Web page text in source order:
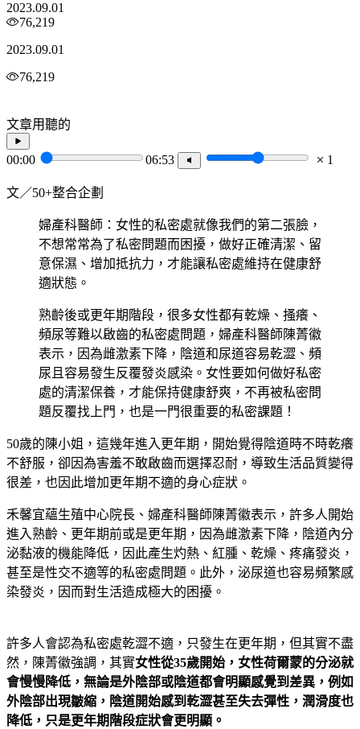
2023.09.01
76,219
2023.09.01
76,219
文章用聽的
00:00 06:53 1
文／50+整合企劃
婦產科醫師：女性的私密處就像我們的第二張臉，
不想常常為了私密問題而困擾，做好正確清潔、留
意保濕、增加抵抗力，才能讓私密處維持在健康舒
適狀態。
熟齡後或更年期階段，很多女性都有乾燥、搔癢、
頻尿等難以啟齒的私密處問題，婦產科醫師陳菁徽
表示，因為雌激素下降，陰道和尿道容易乾澀、頻
尿且容易發生反覆發炎感染。女性要如何做好私密
處的清潔保養，才能保持健康舒爽，不再被私密問
題反覆找上門，也是一門很重要的私密課題！
50歲的陳小姐，這幾年進入更年期，開始覺得陰道時不時乾癢
不舒服，卻因為害羞不敢啟齒而選擇忍耐，導致生活品質變得
很差，也因此增加更年期不適的身心症狀。
禾馨宜蘊生殖中心院長、婦產科醫師陳菁徽表示，許多人開始
進入熟齡、更年期前或是更年期，因為雌激素下降，陰道內分
泌黏液的機能降低，因此產生灼熱、紅腫、乾燥、疼痛發炎，
甚至是性交不適等的私密處問題。此外，泌尿道也容易頻繁感
染發炎，因而對生活造成極大的困擾。
許多人會認為私密處乾澀不適，只發生在更年期，但其實不盡
然，陳菁徽強調，其實女性從35歲開始，女性荷爾蒙的分泌就
會慢慢降低，無論是外陰部或陰道都會明顯感覺到差異，例如
外陰部出現皺縮，陰道開始感到乾澀甚至失去彈性，潤滑度也
降低，只是更年期階段症狀會更明顯。